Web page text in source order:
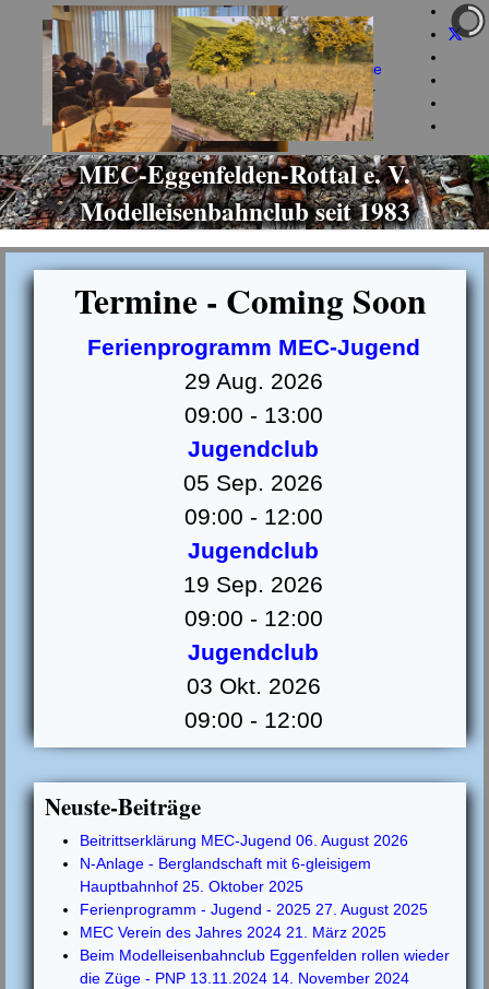
+49 160 973 581 85
info@mec-eggenfelden.de
jeden Dienstag ab 19 Uhr
MEC-Eggenfelden-Rottal e. V.
Modelleisenbahnclub seit 1983
Termine - Coming Soon
Ferienprogramm MEC-Jugend
29 Aug. 2026
09:00 - 13:00
Jugendclub
05 Sep. 2026
09:00 - 12:00
Jugendclub
19 Sep. 2026
09:00 - 12:00
Jugendclub
03 Okt. 2026
09:00 - 12:00
Neuste-Beiträge
Beitrittserklärung MEC-Jugend 06. August 2026
N-Anlage - Berglandschaft mit 6-gleisigem
Hauptbahnhof 25. Oktober 2025
Ferienprogramm - Jugend - 2025 27. August 2025
MEC Verein des Jahres 2024 21. März 2025
Beim Modelleisenbahnclub Eggenfelden rollen wieder
die Züge - PNP 13.11.2024 14. November 2024